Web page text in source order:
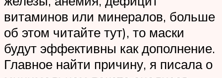
витаминов или минералов, больше
об этом читайте тут), то маски
будут эффективны как дополнение.
Главное найти причину, я писала о